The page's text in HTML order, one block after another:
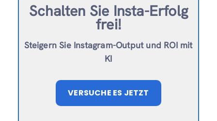
Schalten Sie Insta-Erfolg
frei!
Steigern Sie Instagram-Output und ROI mit
KI
VERSUCHE ES JETZT